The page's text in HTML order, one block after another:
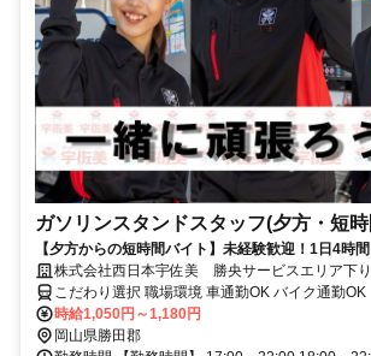
ガソリンスタンドスタッフ(夕方・短
【夕方からの短時間バイト】未経験歓迎！1日4時
ークとの両立バッチリ★勝央SA内で通勤ラクラク
りにサクッと効率よくお小遣い稼ぎしませんか？髪
り◇
株式会社西日本宇佐美 勝央サービスエリア下り
こだわり選択 職場環境 車通勤OK バイク通勤OK
時給1,050円～1,180円
岡山県勝田郡